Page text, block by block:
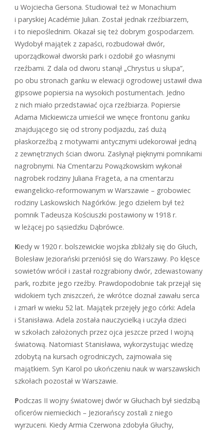
u Wojciecha Gersona. Studiował też w Monachium
i paryskiej Académie Julian. Został jednak rzeźbiarzem,
i to niepoślednim. Okazał się też dobrym gospodarzem.
Wydobył majątek z zapaści, rozbudował dwór,
uporządkował dworski park i ozdobił go własnymi
rzeźbami. Z dala od dworu stanął „Chrystus u słupa”,
po obu stronach ganku w elewacji ogrodowej ustawił dwa
gipsowe popiersia na wysokich postumentach. Jedno
z nich miało przedstawiać ojca rzeźbiarza. Popiersie
Adama Mickiewicza umieścił we wnęce frontonu ganku
znajdującego się od strony podjazdu, zaś dużą
płaskorzeźbą z motywami antycznymi udekorował jedną
z zewnętrznych ścian dworu. Zasłynął pięknymi pomnikami
nagrobnymi. Na Cmentarzu Powązkowskim wykonał
nagrobek rodziny Juliana Frageta, a na cmentarzu
ewangelicko-reformowanym w Warszawie – grobowiec
rodziny Laskowskich Nagórków. Jego dziełem był też
pomnik Tadeusza Kościuszki postawiony w 1918 r.
w leżącej po sąsiedzku Dąbrówce.
Kiedy w 1920 r. bolszewickie wojska zbliżały się do Głuch,
Bolesław Jeziorański przeniósł się do Warszawy. Po klęsce
sowietów wrócił i zastał rozgrabiony dwór, zdewastowany
park, rozbite jego rzeźby. Prawdopodobnie tak przejął się
widokiem tych zniszczeń, że wkrótce doznał zawału serca
i zmarł w wieku 52 lat. Majątek przejęły jego córki: Adela
i Stanisława. Adela została nauczycielką i uczyła dzieci
w szkołach założonych przez ojca jeszcze przed I wojną
światową. Natomiast Stanisława, wykorzystując wiedzę
zdobytą na kursach ogrodniczych, zajmowała się
majątkiem. Syn Karol po ukończeniu nauk w warszawskich
szkołach pozostał w Warszawie.
Podczas II wojny światowej dwór w Głuchach był siedzibą
oficerów niemieckich – Jeziorańscy zostali z niego
wyrzuceni. Kiedy Armia Czerwona zdobyła Głuchy,